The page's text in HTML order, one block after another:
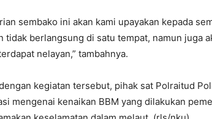
sembako ini akan kami upayakan kepada
tidak berlangsung di satu tempat, namun juga
nelayan,” tambahnya.
kegiatan tersebut, pihak sat Polraitud
mengenai kenaikan BBM yang dilakukan